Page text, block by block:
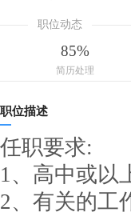
职位动态
85%
简历处理
职位描述
任职要求:
1、高中或以
2、有关的工